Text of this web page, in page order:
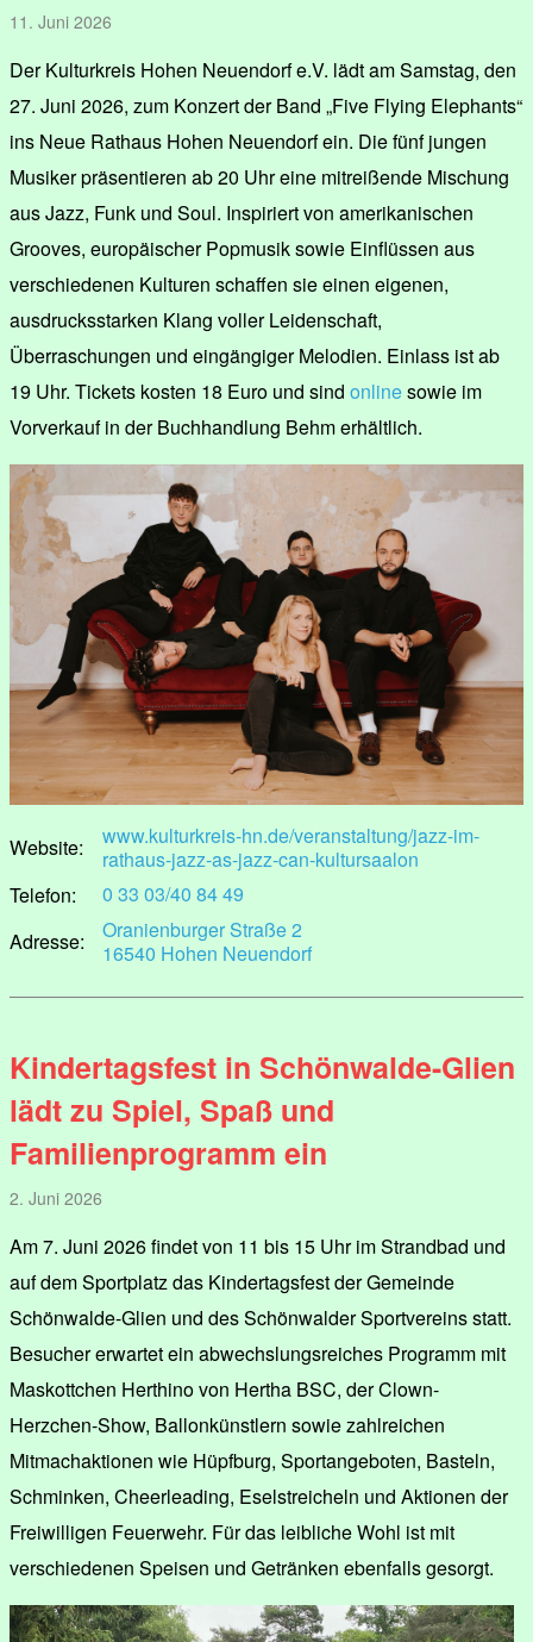
11. Juni 2026
Der Kulturkreis Hohen Neuendorf e.V. lädt am Samstag, den
27. Juni 2026, zum Konzert der Band „Five Flying Elephants“
ins Neue Rathaus Hohen Neuendorf ein. Die fünf jungen
Musiker präsentieren ab 20 Uhr eine mitreißende Mischung
aus Jazz, Funk und Soul. Inspiriert von amerikanischen
Grooves, europäischer Popmusik sowie Einflüssen aus
verschiedenen Kulturen schaffen sie einen eigenen,
ausdrucksstarken Klang voller Leidenschaft,
Überraschungen und eingängiger Melodien. Einlass ist ab
19 Uhr. Tickets kosten 18 Euro und sind onlinesowie im
Vorverkauf in der Buchhandlung Behm erhältlich.
Website:
www.kulturkreis-hn.de/veranstaltung/jazz-im-
rathaus-jazz-as-jazz-can-kultursaalon
Telefon:
0 33 03/40 84 49
Adresse:
Oranienburger Straße 2
16540 Hohen Neuendorf
Kindertagsfest in Schönwalde-Glien
lädt zu Spiel, Spaß und
Familienprogramm ein
2. Juni 2026
Am 7. Juni 2026 findet von 11 bis 15 Uhr im Strandbad und
auf dem Sportplatz das Kindertagsfest der Gemeinde
Schönwalde-Glien und des Schönwalder Sportvereins statt.
Besucher erwartet ein abwechslungsreiches Programm mit
Maskottchen Herthino von Hertha BSC, der Clown-
Herzchen-Show, Ballonkünstlern sowie zahlreichen
Mitmachaktionen wie Hüpfburg, Sportangeboten, Basteln,
Schminken, Cheerleading, Eselstreicheln und Aktionen der
Freiwilligen Feuerwehr. Für das leibliche Wohl ist mit
verschiedenen Speisen und Getränken ebenfalls gesorgt.